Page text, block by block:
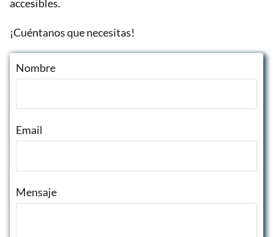
accesibles.
¡Cuéntanos que necesitas!
Nombre
Email
Mensaje